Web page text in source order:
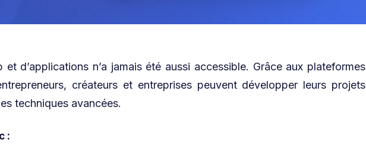
d’applications n’a jamais été aussi accessible. Grâce aux plateformes
créateurs et entreprises peuvent développer leurs projets
techniques avancées.
: